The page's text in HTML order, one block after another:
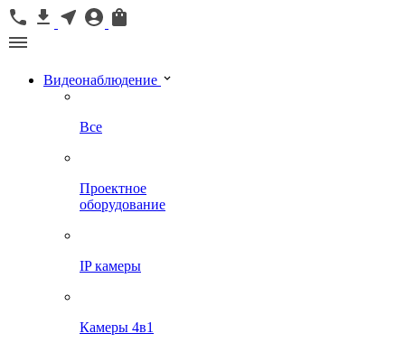
Видеонаблюдение
Все
Проектное
оборудование
IP камеры
Камеры 4в1